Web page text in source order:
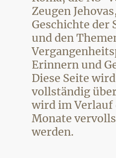
Zeugen
Geschichte der
und den
Erinnern und
Diese Seite
vollständig
wird im Verlauf
Monate
werden.